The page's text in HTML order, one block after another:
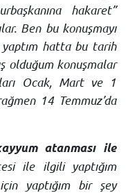
hakaret”
Ben bu konuşmayı
yaptım hatta bu tarih
olduğum konuşmalar
Ocak, Mart ve 1
14 Temmuz’da
atanması ile
ile ilgili yaptığım
yaptığım bir şey